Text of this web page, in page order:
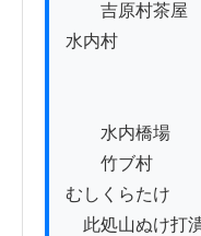
吉原村茶屋
水内村　　　　
虚空
三
水内橋場　　
竹ブ村
むしくらたけ
此処山ぬけ打